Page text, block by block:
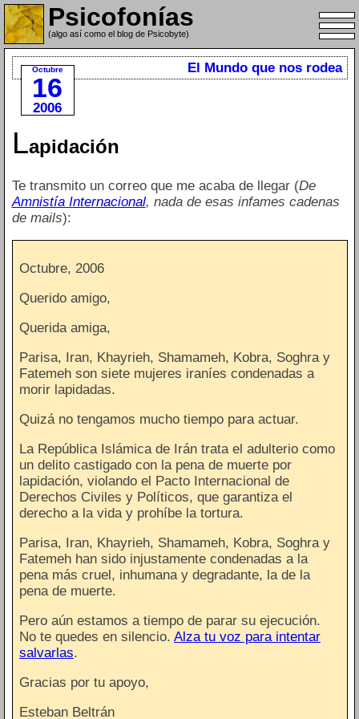
Psicofonías
(algo así como el blog de Psicobyte)
Octubre
16
2006
El Mundo que nos rodea
Lapidación
Te transmito un correo que me acaba de llegar (De
Amnistía Internacional, nada de esas infames cadenas
de mails):
Octubre, 2006
Querido amigo,
Querida amiga,
Parisa, Iran, Khayrieh, Shamameh, Kobra, Soghra y
Fatemeh son siete mujeres iraníes condenadas a
morir lapidadas.
Quizá no tengamos mucho tiempo para actuar.
La República Islámica de Irán trata el adulterio como
un delito castigado con la pena de muerte por
lapidación, violando el Pacto Internacional de
Derechos Civiles y Políticos, que garantiza el
derecho a la vida y prohíbe la tortura.
Parisa, Iran, Khayrieh, Shamameh, Kobra, Soghra y
Fatemeh han sido injustamente condenadas a la
pena más cruel, inhumana y degradante, la de la
pena de muerte.
Pero aún estamos a tiempo de parar su ejecución.
No te quedes en silencio. Alza tu voz para intentar
salvarlas.
Gracias por tu apoyo,
Esteban Beltrán